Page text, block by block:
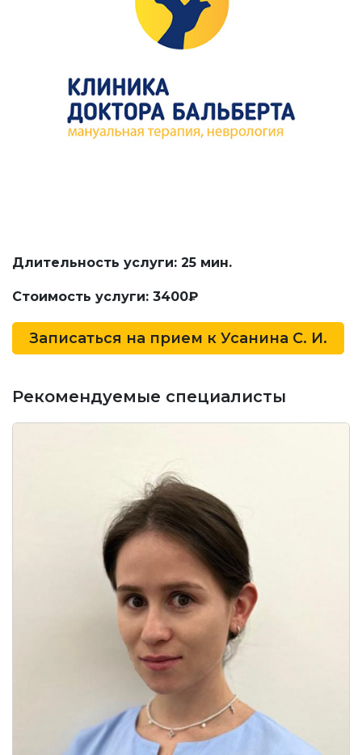
Длительность услуги: 25 мин.
Стоимость услуги: 3400₽
Записаться на прием к Усанина С. И.
Рекомендуемые специалисты